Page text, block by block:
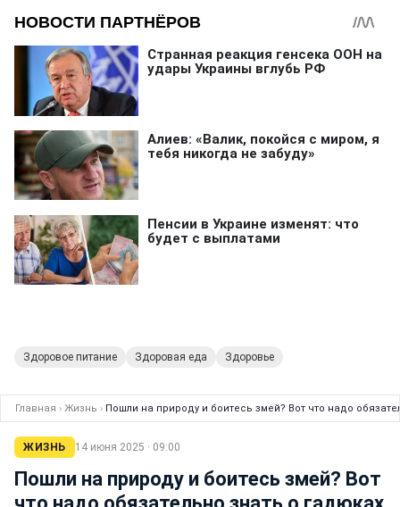
Здоровое питание Здоровая еда Здоровье
Главная › Жизнь › Пошли на природу и боитесь змей? Вот что надо
ЖИЗНЬ 14 июня 2025 · 09:00
Пошли на природу и боитесь змей? Вот